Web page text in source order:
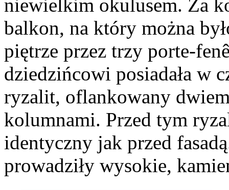
niewielkim okulusem. Za
balkon, na który można
piętrze przez trzy porte-
dziedzińcowi posiadała w
ryzalit, oflankowany
kolumnami. Przed tym
identyczny jak przed
prowadziły wysokie,